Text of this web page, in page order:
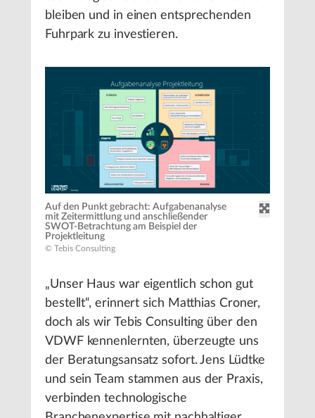
bleiben und in einen entsprechenden
Fuhrpark zu investieren.
Auf den Punkt gebracht: Aufgabenanalyse
mit Zeitermittlung und anschließender
SWOT-Betrachtung am Beispiel der
Projektleitung
© Tebis Consulting
„Unser Haus war eigentlich schon gut
bestellt“, erinnert sich Matthias Croner,
doch als wir Tebis Consulting über den
VDWF kennenlernten, überzeugte uns
der Beratungsansatz sofort. Jens Lüdtke
und sein Team stammen aus der Praxis,
verbinden technologische